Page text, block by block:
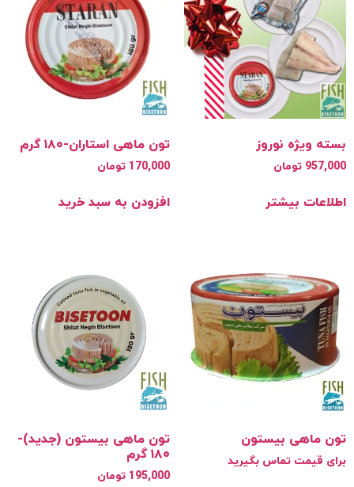
ویژه نوروز
تومان
بیشتر
تون ماهی استاران-۱۸۰ گرم
170,000 تومان
افزودن به سبد خرید
ماهی بیستون
قیمت تماس بگیرید
تون ماهی بیستون (جدید)-
195,000 تومان